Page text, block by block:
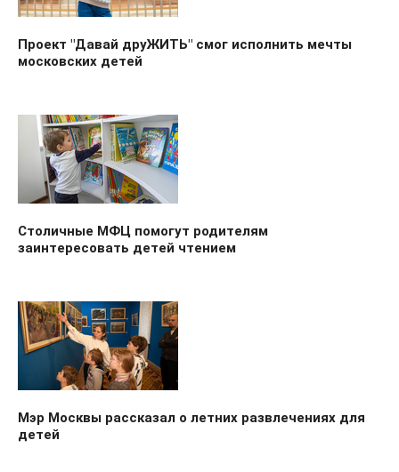
Проект "Давай друЖИТЬ" смог исполнить мечты
московских детей
Столичные МФЦ помогут родителям
заинтересовать детей чтением
Мэр Москвы рассказал о летних развлечениях для
детей